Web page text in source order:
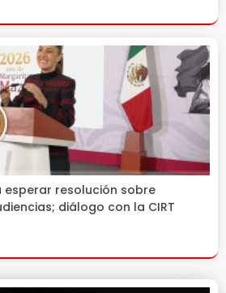
esperar resolución sobre
diálogo con la CIRT